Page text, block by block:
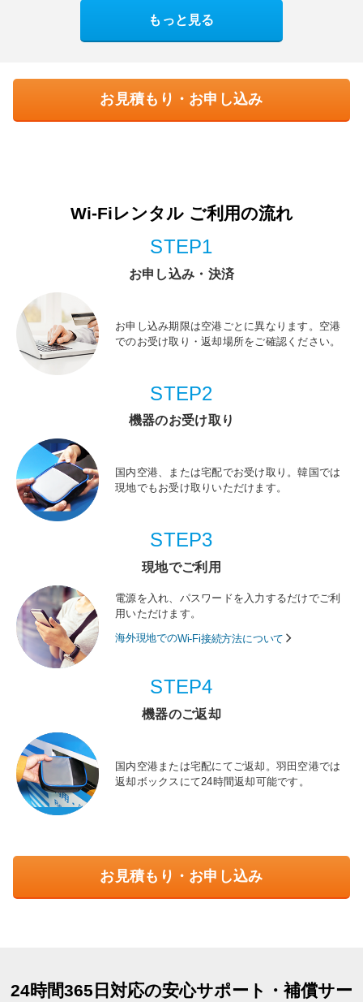
もっと見る
お見積もり・お申し込み
Wi-Fiレンタル ご利用の流れ
STEP1
お申し込み・決済
お申し込み期限は空港ごとに異なります。空港
でのお受け取り・返却場所をご確認ください。
STEP2
機器のお受け取り
国内空港、または宅配でお受け取り。韓国では
現地でもお受け取りいただけます。
STEP3
現地でご利用
電源を入れ、パスワードを入力するだけでご利
用いただけます。
海外現地でのWi-Fi接続方法について
STEP4
機器のご返却
国内空港または宅配にてご返却。羽田空港では
返却ボックスにて24時間返却可能です。
お見積もり・お申し込み
24時間365日対応の安心サポート・補償サー